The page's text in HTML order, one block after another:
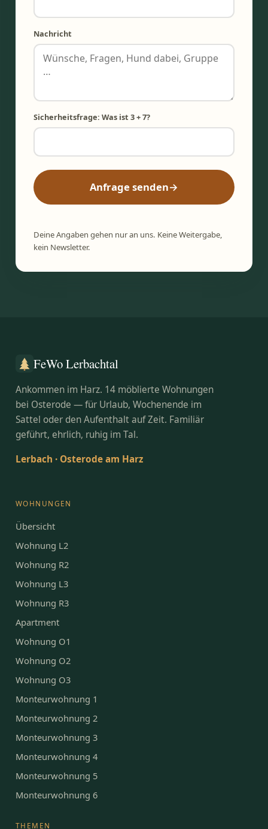
Nachricht
Sicherheitsfrage: Was ist 3 + 7?
Anfrage senden→
Deine Angaben gehen nur an uns. Keine Weitergabe,
kein Newsletter.
FeWo Lerbachtal
Ankommen im Harz. 14 möblierte Wohnungen
bei Osterode — für Urlaub, Wochenende im
Sattel oder den Aufenthalt auf Zeit. Familiär
geführt, ehrlich, ruhig im Tal.
Lerbach · Osterode am Harz
WOHNUNGEN
Übersicht
Wohnung L2
Wohnung R2
Wohnung L3
Wohnung R3
Apartment
Wohnung O1
Wohnung O2
Wohnung O3
Monteurwohnung 1
Monteurwohnung 2
Monteurwohnung 3
Monteurwohnung 4
Monteurwohnung 5
Monteurwohnung 6
THEMEN